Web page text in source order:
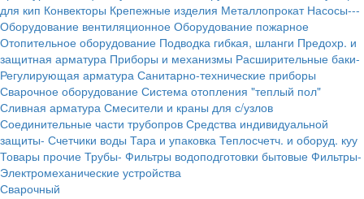
для кип Конвекторы Крепежные изделия Металлопрокат Насосы---
Оборудование вентиляционное Оборудование пожарное
Отопительное оборудование Подводка гибкая, шланги Предохр. и
защитная арматура Приборы и механизмы Расширительные баки-
Регулирующая арматура Санитарно-технические приборы
Сварочное оборудование Система отопления "теплый пол"
Сливная арматура Смесители и краны для с/узлов
Соединительные части трубопров Средства индивидуальной
защиты- Счетчики воды Тара и упаковка Теплосчетч. и оборуд. куу
Товары прочие Трубы- Фильтры водоподготовки бытовые Фильтры-
Электромеханические устройства
Сварочный